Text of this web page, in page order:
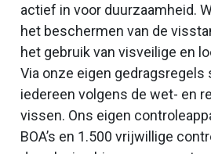
actief in voor duurzaamheid.
het beschermen van de
het gebruik van visveilige en
Via onze eigen gedragsregels
iedereen volgens de wet- en
vissen. Ons eigen
BOA’s en 1.500 vrijwillige